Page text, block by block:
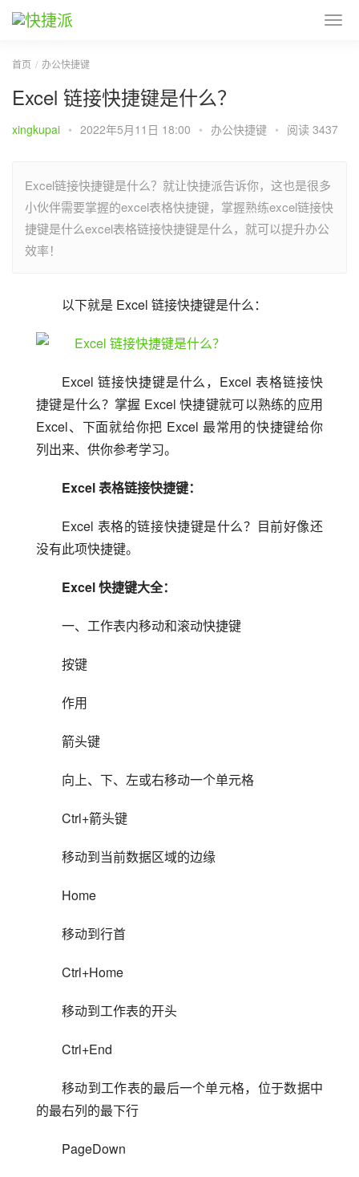
首页 办公快捷键
Excel 链接快捷键是什么？
xingkupai • 2022年5月11日 18:00 • 办公快捷键 • 阅读 3437
Excel链接快捷键是什么？就让快捷派告诉你，这也是很多
小伙伴需要掌握的excel表格快捷键，掌握熟练excel链接快
捷键是什么excel表格链接快捷键是什么，就可以提升办公
效率！
以下就是 Excel 链接快捷键是什么：
Excel 链接快捷键是什么，Excel 表格链接快
捷键是什么？掌握 Excel 快捷键就可以熟练的应用
Excel、下面就给你把 Excel 最常用的快捷键给你
列出来、供你参考学习。
Excel 表格链接快捷键：
Excel 表格的链接快捷键是什么？目前好像还
没有此项快捷键。
Excel 快捷键大全：
一、工作表内移动和滚动快捷键
按键
作用
箭头键
向上、下、左或右移动一个单元格
Ctrl+箭头键
移动到当前数据区域的边缘
Home
移动到行首
Ctrl+Home
移动到工作表的开头
Ctrl+End
移动到工作表的最后一个单元格，位于数据中
的最右列的最下行
PageDown